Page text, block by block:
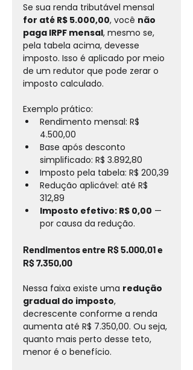
Se sua renda tributável mensal
for até R$ 5.000,00, você não
paga IRPF mensal, mesmo se,
pela tabela acima, devesse
imposto. Isso é aplicado por meio
de um redutor que pode zerar o
imposto calculado.
Exemplo prático:
Rendimento mensal: R$
4.500,00
Base após desconto
simplificado: R$ 3.892,80
Imposto pela tabela: R$ 200,39
Redução aplicável: até R$
312,89
Imposto efetivo: R$ 0,00 —
por causa da redução.
Rendimentos entre R$ 5.000,01 e
R$ 7.350,00
Nessa faixa existe uma redução
gradual do imposto,
decrescente conforme a renda
aumenta até R$ 7.350,00. Ou seja,
quanto mais perto desse teto,
menor é o benefício.